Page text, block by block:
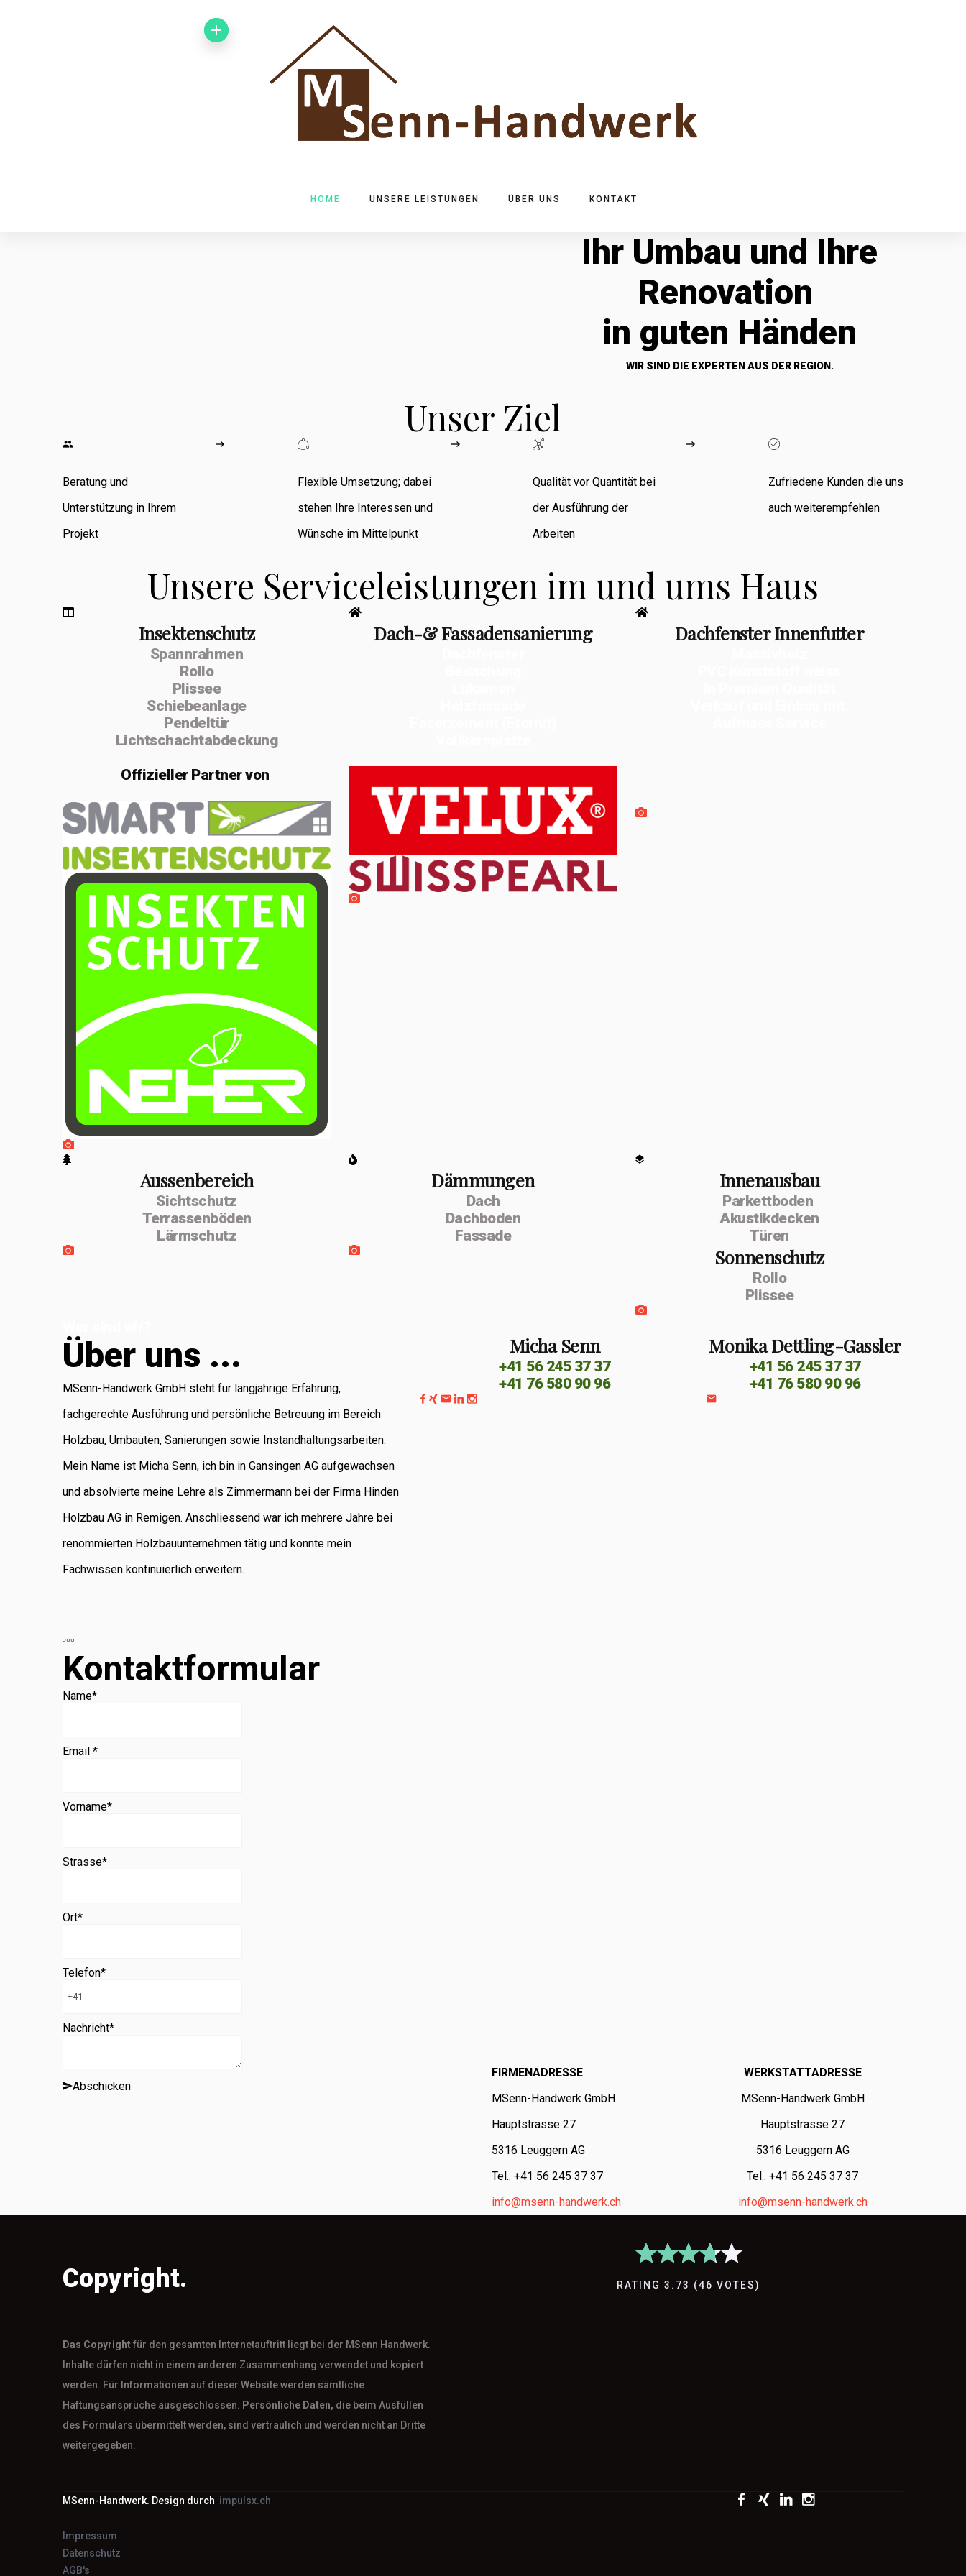
HOME UNSERE LEISTUNGEN ÜBER UNS KONTAKT
Ihr Umbau und Ihre
Renovation
in guten Händen
WIR SIND DIE EXPERTEN AUS DER REGION.
Unser Ziel
Beratung und
Unterstützung in Ihrem
Projekt
Flexible Umsetzung; dabei
stehen Ihre Interessen und
Wünsche im Mittelpunkt
Qualität vor Quantität bei
der Ausführung der
Arbeiten
Zufriedene Kunden die uns
auch weiterempfehlen
Unsere Serviceleistungen im und ums Haus
Insektenschutz
Spannrahmen
Rollo
Plissee
Schiebeanlage
Pendeltür
Lichtschachtabdeckung
OffiziellerPartner von
Dach-& Fassadensanierung Dachfenster Innenfutter
Aussenbereich
Sichtschutz
Terrassenböden
Lärmschutz
Dämmungen
Dach
Dachboden
Fassade
Innenausbau
Parkettboden
Akustikdecken
Türen
Sonnenschutz
Rollo
Plissee
Über uns ...
MSenn-Handwerk GmbH steht für langjährige Erfahrung,
fachgerechte Ausführung und persönliche Betreuung im Bereich
Holzbau, Umbauten, Sanierungen sowie Instandhaltungsarbeiten.
Mein Name ist Micha Senn, ich bin in Gansingen AG aufgewachsen
und absolvierte meine Lehre als Zimmermann bei der Firma Hinden
Holzbau AG in Remigen. Anschliessend war ich mehrere Jahre bei
renommierten Holzbauunternehmen tätig und konnte mein
Fachwissen kontinuierlich erweitern.
Zimmerarbeiten,
Umbauten,
Sanierungen
Im Februar 2020
gründete ich die
Einzelfirma
Februar 2026 die
Umwandlung zur
Handwerk GmbH.
Unterstützt
Monika Dettling-
und Buchhaltung
verantwortlich ist.
Als regional
verankertes
Unternehmen
grossen Wert auf
Zuverlässigkeit
Micha Senn
+41 56 245 37 37
+41 76 580 90 96
Monika Dettling-Gassler
+41 56 245 37 37
+41 76 580 90 96
Kontaktformular
Name*
Email *
Vorname*
Strasse*
Ort*
Telefon*
Nachricht*
Abschicken
FIRMENADRESSE
MSenn-Handwerk GmbH
Hauptstrasse 27
5316 Leuggern AG
Tel.: +41 56 245 37 37
info@msenn-handwerk.ch
WERKSTATTADRESSE
MSenn-Handwerk GmbH
Hauptstrasse 27
5316 Leuggern AG
Tel.: +41 56 245 37 37
info@msenn-handwerk.ch
Copyright.
Das Copyrightfür den gesamten Internetauftritt liegt bei der MSenn Handwerk.
Inhalte dürfen nicht in einem anderen Zusammenhang verwendet und kopiert
werden. Für Informationen auf dieser Website werden sämtliche
Haftungsansprüche ausgeschlossen. Persönliche Daten, die beim Ausfüllen
des Formulars übermittelt werden, sind vertraulich und werden nicht an Dritte
weitergegeben.
RATING3.73 (46 VOTES)
MSenn-Handwerk. Design durch impulsx.ch
Impressum
Datenschutz
AGB's